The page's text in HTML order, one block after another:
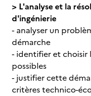
> L'analyse et la
d'ingénierie
- analyser un
démarche
- identifier et choisir
possibles
- justifier cette
critères technico-